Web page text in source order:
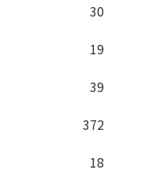
30
19
39
372
18